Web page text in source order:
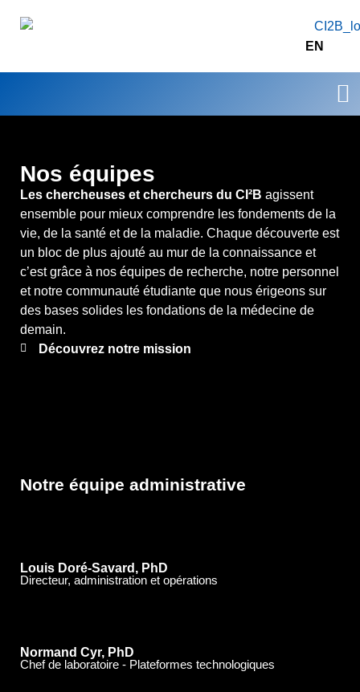
EN
Nos équipes
Les chercheuses et chercheurs du CI²B agissent
ensemble pour mieux comprendre les fondements de la
vie, de la santé et de la maladie. Chaque découverte est
un bloc de plus ajouté au mur de la connaissance et
c’est grâce à nos équipes de recherche, notre personnel
et notre communauté étudiante que nous érigeons sur
des bases solides les fondations de la médecine de
demain.
Découvrez notre mission
Notre équipe administrative
Louis Doré-Savard, PhD
Directeur, administration et opérations
Normand Cyr, PhD
Chef de laboratoire - Plateformes technologiques